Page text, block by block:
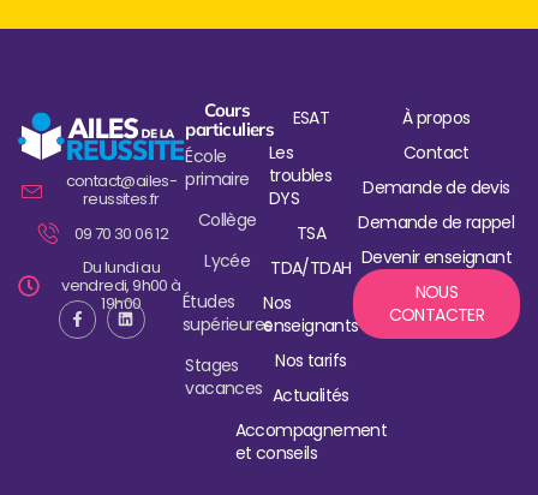
contact@ailes-
reussites.fr
09 70 30 06 12
Du lundi au
vendredi, 9h00 à
19h00
Cours
particuliers
École
primaire
Collège
Lycée
Études
supérieures
Stages
vacances
ESAT
Les
troubles
DYS
TSA
TDA/TDAH
Nos
enseignants
Nos tarifs
Actualités
Accompagnement
et conseils
À propos
Contact
Demande de devis
Demande de rappel
Devenir enseignant
NOUS
CONTACTER